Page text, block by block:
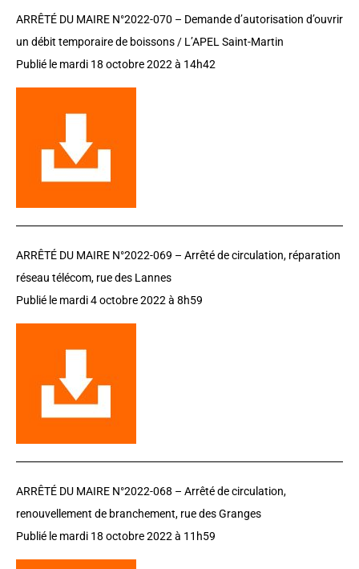
ARRÊTÉ DU MAIRE N°2022-070 – Demande d’autorisation d’ouvrir
un débit temporaire de boissons / L’APEL Saint-Martin
Publié le mardi 18 octobre 2022 à 14h42
ARRÊTÉ DU MAIRE N°2022-069 – Arrêté de circulation, réparation
réseau télécom, rue des Lannes
Publié le mardi 4 octobre 2022 à 8h59
ARRÊTÉ DU MAIRE N°2022-068 – Arrêté de circulation,
renouvellement de branchement, rue des Granges
Publié le mardi 18 octobre 2022 à 11h59